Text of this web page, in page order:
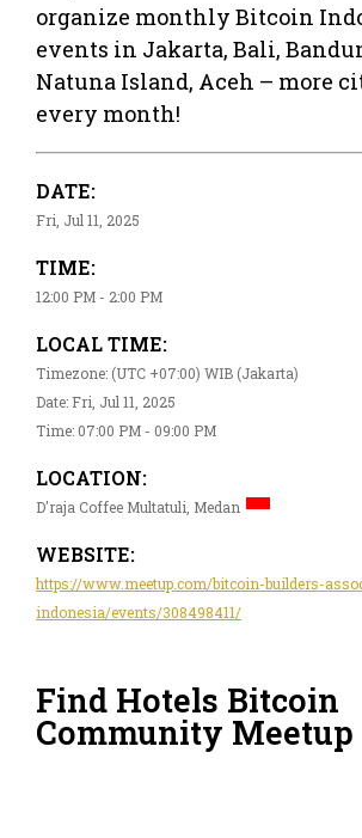
organize monthly Bitcoin
events in Jakarta, Bali,
Natuna Island, Aceh – more
every month!
DATE:
Fri, Jul 11, 2025
TIME:
12:00 PM - 2:00 PM
LOCAL TIME:
Timezone: (UTC +07:00) WIB (Jakarta)
Date: Fri, Jul 11, 2025
Time: 07:00 PM - 09:00 PM
LOCATION:
D'raja Coffee Multatuli, Medan
WEBSITE:
https://www.meetup.com/bitcoin-builders-
indonesia/events/308498411/
Find Hotels Bitcoin
Community Meetup